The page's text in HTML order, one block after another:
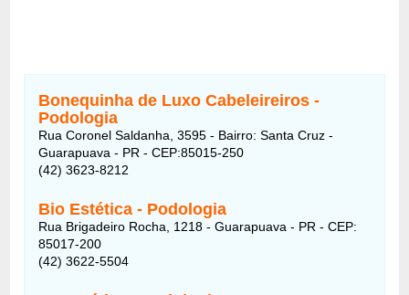
Bonequinha de Luxo Cabeleireiros -
Podologia
Rua Coronel Saldanha, 3595 - Bairro: Santa Cruz -
Guarapuava - PR - CEP:85015-250
(42) 3623-8212
Bio Estética - Podologia
Rua Brigadeiro Rocha, 1218 - Guarapuava - PR - CEP:
85017-200
(42) 3622-5504